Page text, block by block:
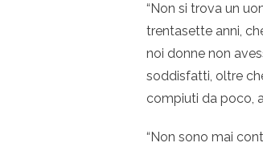
“Non si trova un
trentasette anni,
noi donne non
soddisfatti, oltre
compiuti da poco,
“Non sono mai